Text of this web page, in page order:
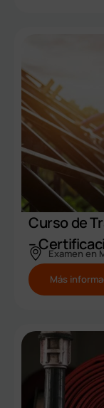
Curso de
–
Examen en
Más